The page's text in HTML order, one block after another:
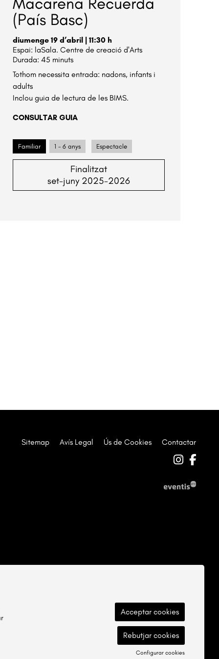
(País Basc)
diumenge 19 d’abril
11:30 h
laSala. Centre de creació d'Arts
Durada: 45 minuts
Tothom necessita entrada: nadons, infants i
adults
Inclou guia de lectura de les BIMS.
CONSULTAR GUIA
Familiar 1 - 6 anys Espectacle
Finalitzat
set-juny 2025-2026
Sitemap Avís Legal Ús de Cookies Contactar
Link a
Link
Acceptar cookies
Rebutjar cookies
Configurar cookies